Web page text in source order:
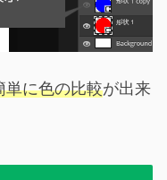
単に色の比較が出来